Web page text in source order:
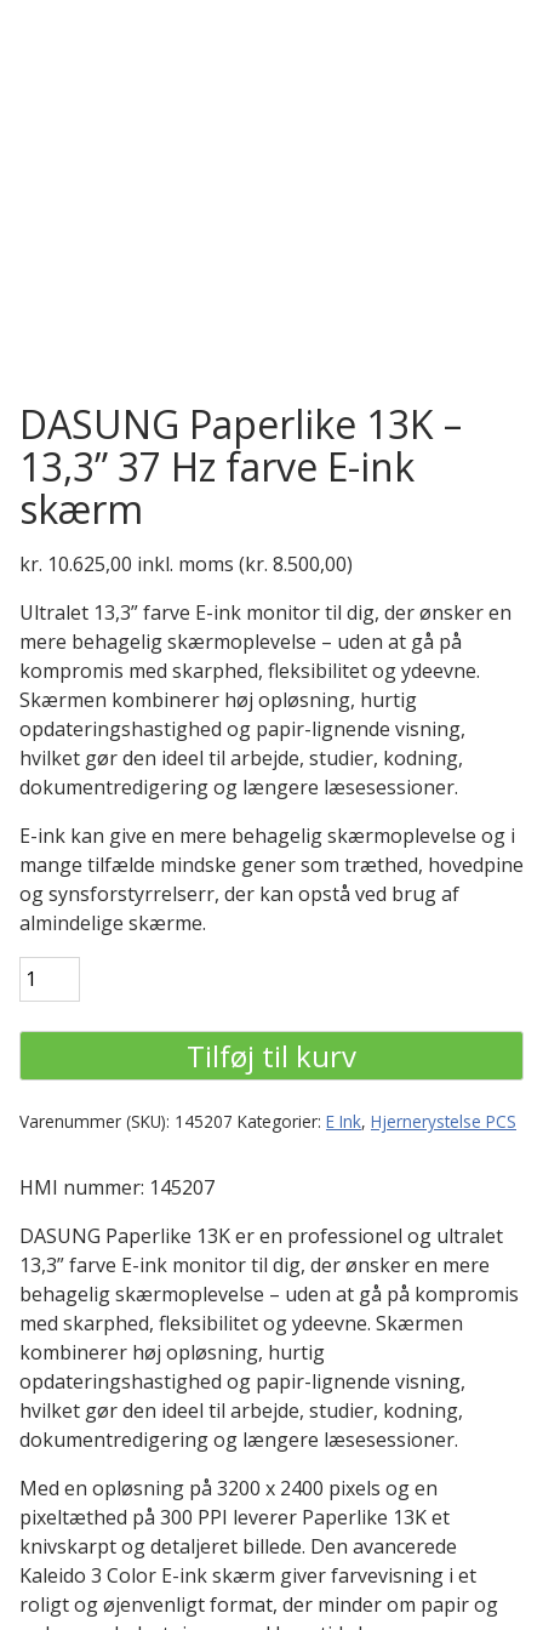
DASUNG Paperlike 13K –
13,3” 37 Hz farve E-ink
skærm
kr. 10.625,00 inkl. moms (kr. 8.500,00)
Ultralet 13,3” farve E-ink monitor til dig, der ønsker en
mere behagelig skærmoplevelse – uden at gå på
kompromis med skarphed, fleksibilitet og ydeevne.
Skærmen kombinerer høj opløsning, hurtig
opdateringshastighed og papir-lignende visning,
hvilket gør den ideel til arbejde, studier, kodning,
dokumentredigering og længere læsesessioner.
E-ink kan give en mere behagelig skærmoplevelse og i
mange tilfælde mindske gener som træthed, hovedpine
og synsforstyrrelserr, der kan opstå ved brug af
almindelige skærme.
DASUNG
Paperlike
13K
13,3”
37
farve
E-
ink
skærm
antal
Tilføj til kurv
Varenummer (SKU): 145207 Kategorier: E Ink, Hjernerystelse PCS
HMI nummer: 145207
DASUNG Paperlike 13K er en professionel og ultralet
13,3” farve E-ink monitor til dig, der ønsker en mere
behagelig skærmoplevelse – uden at gå på kompromis
med skarphed, fleksibilitet og ydeevne. Skærmen
kombinerer høj opløsning, hurtig
opdateringshastighed og papir-lignende visning,
hvilket gør den ideel til arbejde, studier, kodning,
dokumentredigering og længere læsesessioner.
Med en opløsning på 3200 x 2400 pixels og en
pixeltæthed på 300 PPI leverer Paperlike 13K et
knivskarpt og detaljeret billede. Den avancerede
Kaleido 3 Color E-ink skærm giver farvevisning i et
roligt og øjenvenligt format, der minder om papir og